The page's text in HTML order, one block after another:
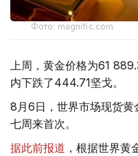
Фото: magnific.com
上周，黄金价格为61
内下跌了444.71坚戈。
8月6日，世界市场现货
七周来首次。
据此前报道 ，根据世界